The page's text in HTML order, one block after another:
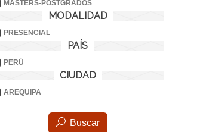
MASTERS-POSTGRADOS
MODALIDAD
PRESENCIAL
PAÍS
PERÚ
CIUDAD
AREQUIPA
Buscar